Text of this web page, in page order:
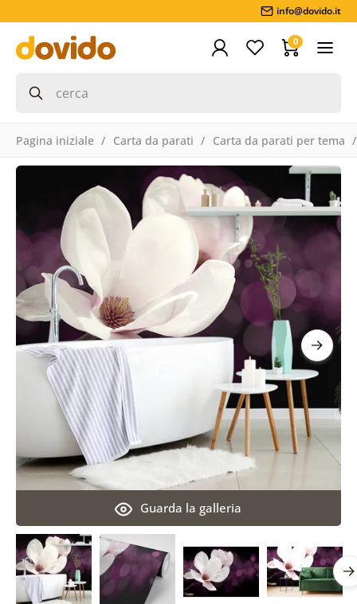
info@dovido.it
0
Pagina iniziale Carta da parati Carta da parati per tema
Guarda la galleria